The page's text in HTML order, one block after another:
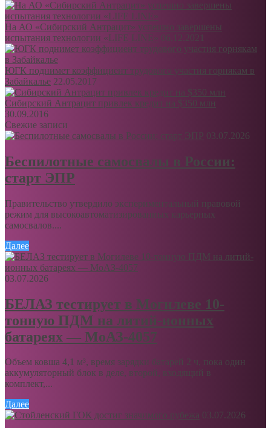
На АО «Сибирский Антрацит» успешно завершены
испытания технологии «LIFE LINE» 06.12.2021
ЮГК поднимет коэффициент трудового участия горнякам в
Забайкалье 22.05.2017
Сибирский Антрацит привлек кредит на $350 млн
30.09.2016
Свежие записи
03.07.2026
Беспилотные самосвалы в России:
старт ЭПР
Правительство утвердило экспериментальный правовой
режим для высокоавтоматизированных карьерных
самосвалов....
Далее
03.07.2026
БЕЛАЗ тестирует в Могилеве 10-
тонную ПДМ на литий-ионных
батареях — МоАЗ-4057
Объем ковша 4,1 м³, время зарядки батарей 2 ч, пока один
аккумуляторный блок в деле, второй, входящий в
комплект,...
Далее
03.07.2026